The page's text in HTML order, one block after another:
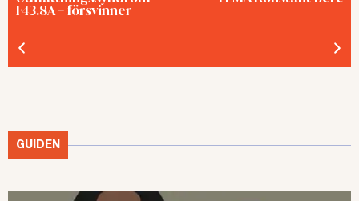
F43.8A – försvinner
GUIDEN